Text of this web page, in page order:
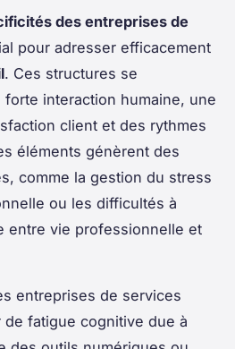
des entreprises de
pour adresser efficacement
. Ces structures se
interaction humaine, une
client et des rythmes
éléments génèrent des
comme la gestion du stress
ou les difficultés à
entre vie professionnelle et
entreprises de services
fatigue cognitive due à